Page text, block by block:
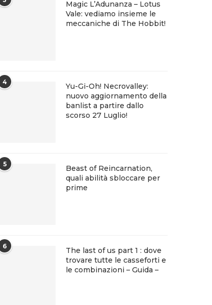
Magic L’Adunanza – Lotus
Vale: vediamo insieme le
meccaniche di The Hobbit!
4
Yu-Gi-Oh! Necrovalley:
nuovo aggiornamento della
banlist a partire dallo
scorso 27 Luglio!
5
Beast of Reincarnation,
quali abilità sbloccare per
prime
6
The last of us part 1 : dove
trovare tutte le casseforti e
le combinazioni – Guida –